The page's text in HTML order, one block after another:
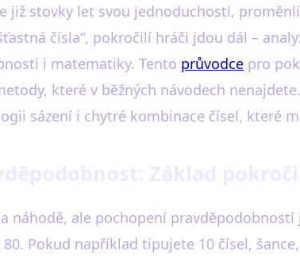
již stovky let svou jednoduchostí,
čísla“, pokročilí hráči jdou dál –
i matematiky. Tento průvodce pro
které v běžných návodech
sázení i chytré kombinace čísel, které
náhodě, ale pochopení
Pokud například tipujete 10 čísel,